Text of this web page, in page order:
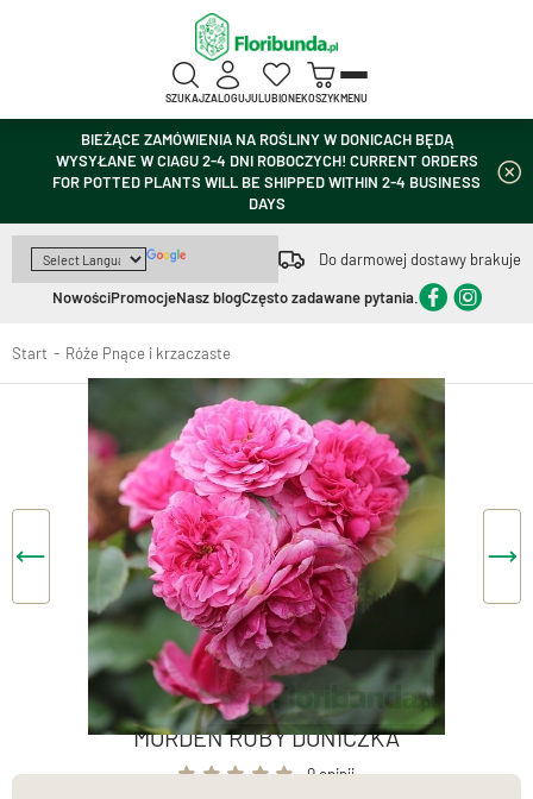
BIEŻĄCE ZAMÓWIENIA NA ROŚLINY W DONICACH BĘDĄ
WYSYŁANE W CIAGU 2-4 DNI ROBOCZYCH! CURRENT ORDERS
FOR POTTED PLANTS WILL BE SHIPPED WITHIN 2-4 BUSINESS
DAYS
Do darmowej dostawy brakuje
NowościPromocjeNasz blogCzęsto zadawane pytania.
SZUKAJZALOGUJULUBIONEKOSZYKMENU
Start Róże Pnące i krzaczaste
MORDEN RUBY DONICZKA
0 opinii